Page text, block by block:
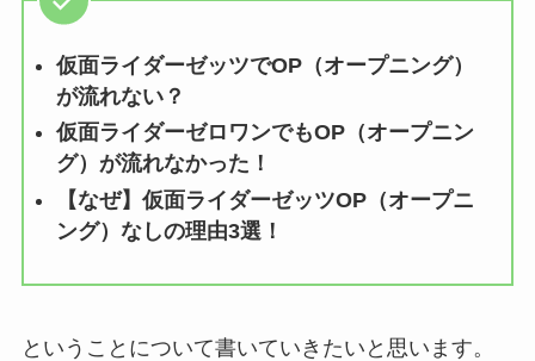
仮面ライダーゼッツでOP（オープニング）
が流れない？
仮面ライダーゼロワンでもOP（オープニン
グ）が流れなかった！
【なぜ】仮面ライダーゼッツOP（オープニ
ング）なしの理由3選！
ということについて書いていきたいと思います。